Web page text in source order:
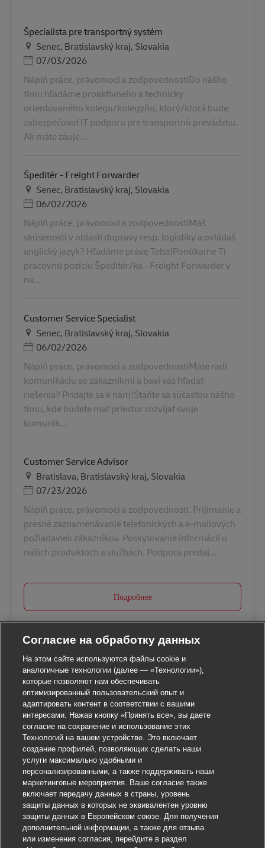
Špecialista pre transportný systém
Местоположение
Senec, Bratislavský kraj, Slovakia
Дата публикации
07/03/2026
Náplň práce, právomoci a zodpovednostiDo nášho
tímu hľadáme proaktívneho a technicky
orientovaného kolegu/kolegyňu, ktorý/ktorá bude
zabezpečovať IT podporu pre transportnú prevádzku.
Ak máte záuje...
Špeditér - Freight Forwarder
Местоположение
Senec, Bratislavský kraj, Slovakia
Дата публикации
06/02/2026
Náplň práce, právomoci a zodpovednostiMáš
skúsenosti v oblasti dopravy resp. logistiky a ovládaš
anglický jazyk? Hľadáme práve Teba!Ponúkame Ti
pracovnú pozíciu Špeditér/ka - Freight Forwarder v
na...
Customer Service Specialist
Местоположение
Senec, Bratislavský kraj, Slovakia
Дата публикации
06/02/2026
Náplň práce, právomoci a zodpovednostiMáte radi
komunikáciu so zákazníkmi a baví vás hľadať
riešenia? Pridajte sa k nám!Staňte sa súčasťou nášho
tímu, kde budete mať priestor rozvíjať svoje
komunik...
Customer Service Advisor
Местоположение
Bratislava, Bratislavský kraj, Slovakia
Дата публикации
07/23/2026
Náplň práce, právomoci a zodpovednosti. Prijímanie a
presné zaznamenávanie telefonických a e-mailových
požiadaviek zákazníkov. Poskytovanie informácií o
našich produktoch a službách. Podpora predaj...
Подробнее
Согласие на обработку данных
На этом сайте используются файлы cookie и
аналогичные технологии (далее — «Технологии»),
которые позволяют нам обеспечивать
оптимизированный пользовательский опыт и
адаптировать контент в соответствии с вашими
интересами. Нажав кнопку «Принять все», вы даете
согласие на сохранение и использование этих
Технологий на вашем устройстве. Это включает
создание профилей, позволяющих сделать наши
услуги максимально удобными и
персонализированными, а также поддерживать наши
маркетинговые мероприятия. Ваше согласие также
включает передачу данных в страны, уровень
защиты данных в которых не эквивалентен уровню
защиты данных в Европейском союзе. Для получения
дополнительной информации, а также для отзыва
или изменения согласия, перейдите в раздел